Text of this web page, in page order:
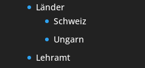
Länder
Schweiz
Ungarn
Lehramt